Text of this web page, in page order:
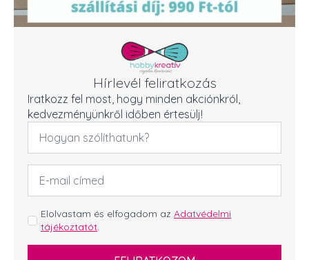
Hírlevél feliratkozás
Iratkozz fel most, hogy minden akciónkról,
kedvezményünkről időben értesülj!
Név
Email
cím
GDPR
*
Elolvastam és elfogadom az Adatvédelmi
tájékoztatót.